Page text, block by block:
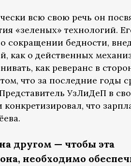
всю свою речь он
«зеленых» технологий.
сокращении бедности,
как о действенных
как реверанс в
что за последние годы
УзЛиДеП в
что
другом — чтобы эта
необходимо